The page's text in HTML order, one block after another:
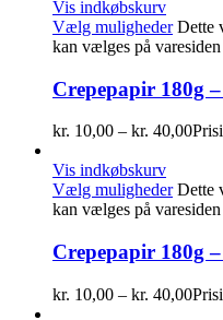
Vis indkøbskurv
Vælg muligheder Dette
kan vælges på varesiden
Crepepapir 180g
kr. 10,00 – kr. 40,00
Vis indkøbskurv
Vælg muligheder Dette
kan vælges på varesiden
Crepepapir 180g
kr. 10,00 – kr. 40,00